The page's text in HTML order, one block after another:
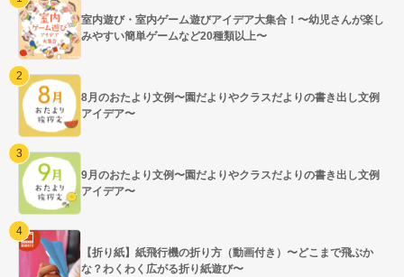
室内遊び・室内ゲーム遊びアイデア大集合！〜幼児さんが楽し
みやすい簡単ゲームなど20種類以上〜
8月のおたより文例〜園だよりやクラスだよりの書き出し文例
アイデア〜
9月のおたより文例〜園だよりやクラスだよりの書き出し文例
アイデア〜
【折り紙】紙飛行機の折り方（動画付き）〜どこまで飛ぶか
な？わくわく広がる折り紙遊び〜